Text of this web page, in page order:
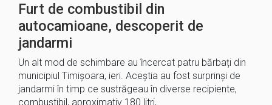
Furt de combustibil din
autocamioane, descoperit de
jandarmi
Un alt mod de schimbare au încercat patru bărbați din
municipiul Timișoara, ieri. Aceștia au fost surprinși de
jandarmi în timp ce sustrăgeau în diverse recipiente,
combustibil, aproximativ 180 litri,…